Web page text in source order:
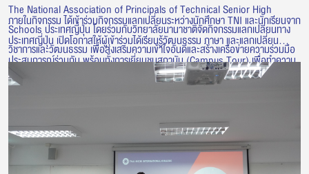
The National Association of Principals of Technical Senior High
Schools ประเทศญี่ปุ่น โดยร่วมกับวิทยาลัยนานาชาติจัดกิจกรรมแลกเปลี่ยนทาง
วิชาการและวัฒนธรรม เพื่อส่งเสริมความเข้าใจอันดีและสร้างเครือข่ายความร่วมมือ
ระหว่างเยาวชนไทยและญี่ปุ่น
ภายในกิจกรรม ได้เข้าร่วมกิจกรรมแลกเปลี่ยนระหว่างนักศึกษา TNI และนักเรียนจาก
ประเทศญี่ปุ่น เปิดโอกาสให้ผู้เข้าร่วมได้เรียนรู้วัฒนธรรม ภาษา และแลกเปลี่ยน
ประสบการณ์ร่วมกัน พร้อมทั้งการเยี่ยมชมสถาบัน (Campus Tour) เพื่อทำความ
รู้จักกับบรรยากาศการเรียนการสอน สิ่งอำนวยความสะดวก และศักยภาพด้านการ
รู้ และพัฒนาความร่วมมือด้านการศึกษากับสถาบันและองค์กรจากประเทศญี่ปุ่น
อย่างต่อเนื่อง